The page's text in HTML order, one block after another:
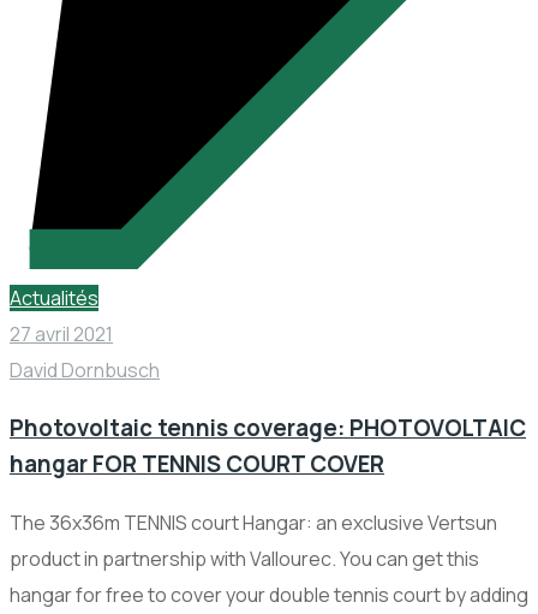
Actualités
27 avril 2021
David Dornbusch
Photovoltaic tennis coverage: PHOTOVOLTAIC
hangar FOR TENNIS COURT COVER
The 36x36m TENNIS court Hangar: an exclusive Vertsun
product in partnership with Vallourec. You can get this
hangar for free to cover your double tennis court by adding